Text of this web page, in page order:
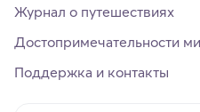
Журнал о путешествиях
Достопримечательности
Поддержка и контакты